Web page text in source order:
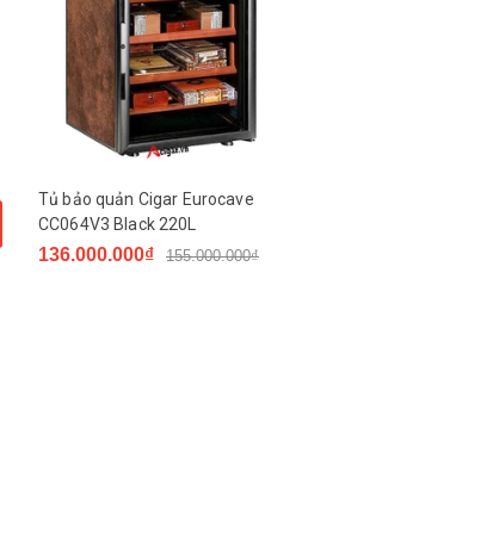
Tủ bảo quản Cigar Eurocave
CC064V3 Black 220L
136.000.000₫ 155.000.000₫